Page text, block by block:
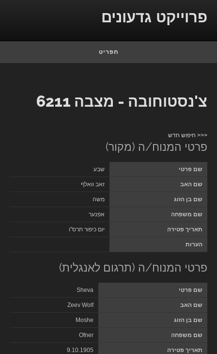
פרוייקט גדעונים
תפריט
צ'נסטוחובה - מצבה 6211
<<< חיפוש חדש
פרטי המנוח/ה (מקור)
שם פרטי שבע
שם האב זאב וואלף
שם בן הזוג משה
שם משפחה אפנער
תאריך פטירה יום כיפור תרס"ו
הערות
פרטי המנוח/ה (תרגום לאנגלית)
שם פרטי Sheva
שם האב Zeev Wolf
שם בן הזוג Moshe
שם משפחה Ofner
תאריך פטירה 9.10.1905